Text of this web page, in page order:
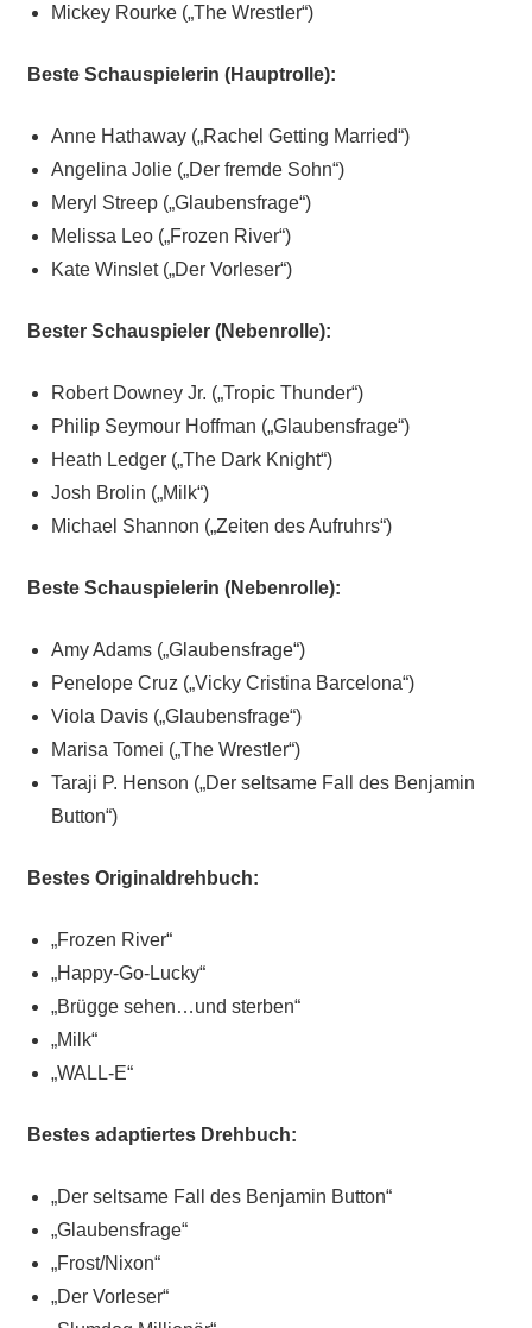
Mickey Rourke („The Wrestler“)
Beste Schauspielerin (Hauptrolle):
Anne Hathaway („Rachel Getting Married“)
Angelina Jolie („Der fremde Sohn“)
Meryl Streep („Glaubensfrage“)
Melissa Leo („Frozen River“)
Kate Winslet („Der Vorleser“)
Bester Schauspieler (Nebenrolle):
Robert Downey Jr. („Tropic Thunder“)
Philip Seymour Hoffman („Glaubensfrage“)
Heath Ledger („The Dark Knight“)
Josh Brolin („Milk“)
Michael Shannon („Zeiten des Aufruhrs“)
Beste Schauspielerin (Nebenrolle):
Amy Adams („Glaubensfrage“)
Penelope Cruz („Vicky Cristina Barcelona“)
Viola Davis („Glaubensfrage“)
Marisa Tomei („The Wrestler“)
Taraji P. Henson („Der seltsame Fall des Benjamin
Button“)
Bestes Originaldrehbuch:
„Frozen River“
„Happy-Go-Lucky“
„Brügge sehen…und sterben“
„Milk“
„WALL-E“
Bestes adaptiertes Drehbuch:
„Der seltsame Fall des Benjamin Button“
„Glaubensfrage“
„Frost/Nixon“
„Der Vorleser“